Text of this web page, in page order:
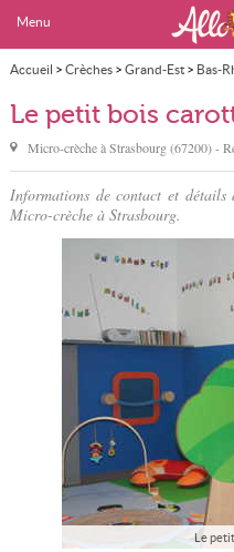
Menu
Accueil > Crèches> Grand-Est> Bas-
Le petit bois
Micro-crèche àStrasbourg(67200) -
Informations de contact et détails
Micro-crèche à Strasbourg.
Le